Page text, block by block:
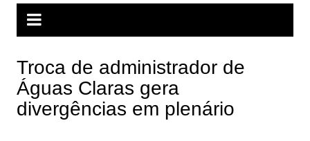
Troca de administrador de
Águas Claras gera
divergências em plenário